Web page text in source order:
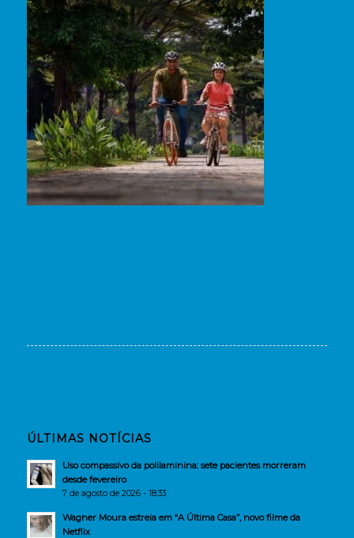
ÚLTIMAS NOTÍCIAS
Uso compassivo da polilaminina: sete pacientes morreram
desde fevereiro
7 de agosto de 2026 - 18:33
Wagner Moura estreia em “A Última Casa”, novo filme da
Netflix